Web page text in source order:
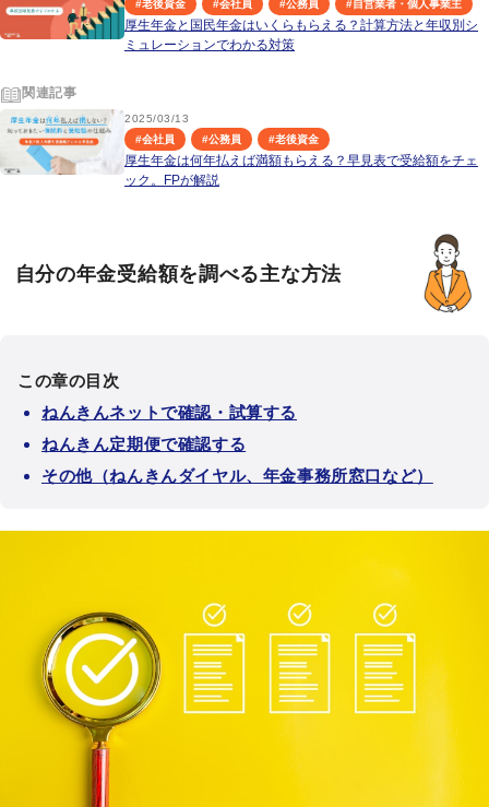
#老後資金 #会社員 #公務員 #自営業者・個人事業主
厚生年金と国民年金はいくらもらえる？計算方法と年収別シ
ミュレーションでわかる対策
関連記事
2025/03/13
#会社員 #公務員 #老後資金
厚生年金は何年払えば満額もらえる？早見表で受給額をチェ
ック。FPが解説
自分の年金受給額を調べる主な方法
この章の目次
ねんきんネットで確認・試算する
ねんきん定期便で確認する
その他（ねんきんダイヤル、年金事務所窓口など）